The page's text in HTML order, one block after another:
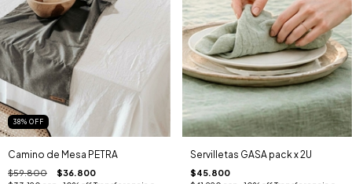
38% OFF
Camino de Mesa PETRA
$59.800 $36.800
Servilletas GASA pack x 2U
$45.800